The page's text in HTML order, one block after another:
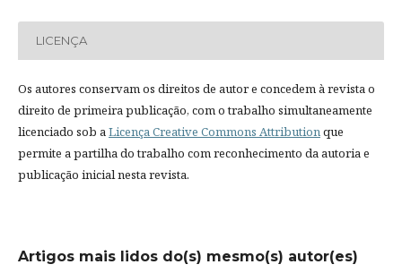
LICENÇA
Os autores conservam os direitos de autor e concedem à revista o
direito de primeira publicação, com o trabalho simultaneamente
licenciado sob aLicença Creative Commons Attributionque
permite a partilha do trabalho com reconhecimento da autoria e
publicação inicial nesta revista.
Artigos mais lidos do(s) mesmo(s) autor(es)